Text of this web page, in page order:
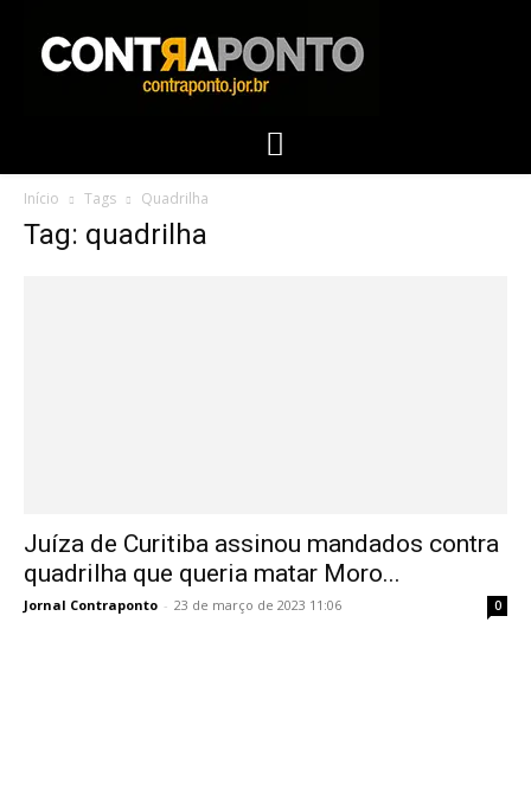
Início Tags Quadrilha
Tag: quadrilha
Juíza de Curitiba assinou mandados contra
quadrilha que queria matar Moro...
Jornal Contraponto - 23 de março de 2023 11:06 0